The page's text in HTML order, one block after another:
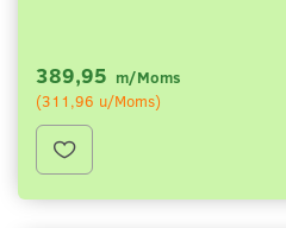
389,95 m/Moms
(311,96 u/Moms)